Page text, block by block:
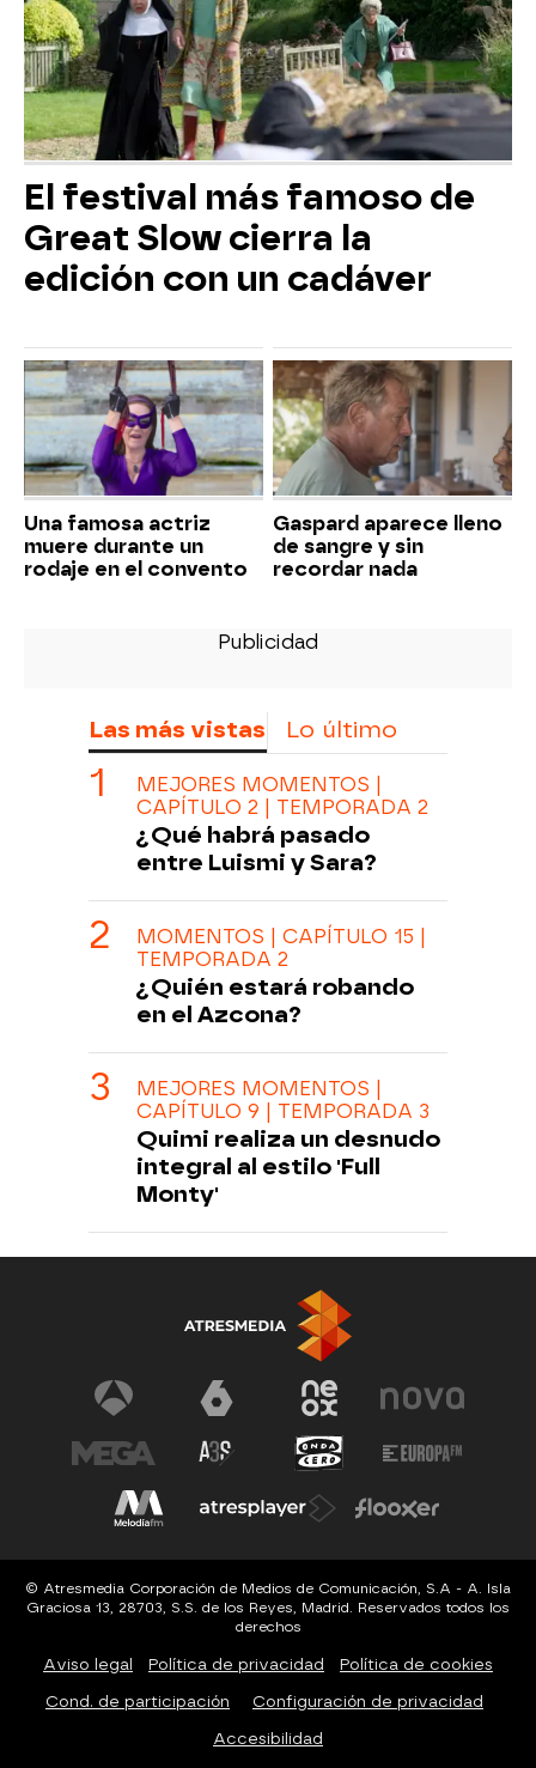
El festival más famoso de
Great Slow cierra la
edición con un cadáver
Una famosa actriz
muere durante un
rodaje en el convento
Gaspard aparece lleno
de sangre y sin
recordar nada
Las más vistas Lo último
MEJORES MOMENTOS |
CAPÍTULO 2 | TEMPORADA 2
¿Qué habrá pasado
entre Luismi y Sara?
MOMENTOS | CAPÍTULO 15 |
TEMPORADA 2
¿Quién estará robando
en el Azcona?
MEJORES MOMENTOS |
CAPÍTULO 9 | TEMPORADA 3
Quimi realiza un desnudo
integral al estilo 'Full
Monty'
© Atresmedia Corporación de Medios de Comunicación, S.A - A. Isla
Graciosa 13, 28703, S.S. de los Reyes, Madrid. Reservados todos los
derechos
Aviso legal Política de privacidad Política de cookies
Cond. de participación Configuración de privacidad
Accesibilidad